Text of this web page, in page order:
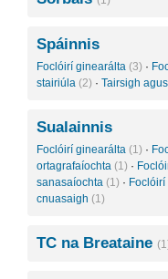
Spáinnis
Foclóirí ginearálta (3) ·
stairiúla (2) · Tairsigh
Sualainnis
Foclóirí ginearálta (1) ·
ortagrafaíochta (1) ·
sanasaíochta (1) ·
cnuasaigh (1)
TC na Breataine